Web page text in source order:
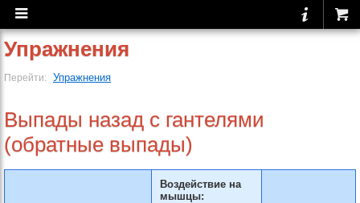
Упражнения
Перейти: Упражнения
Выпады назад с гантелями
(обратные выпады)
Воздействие на
мышцы: